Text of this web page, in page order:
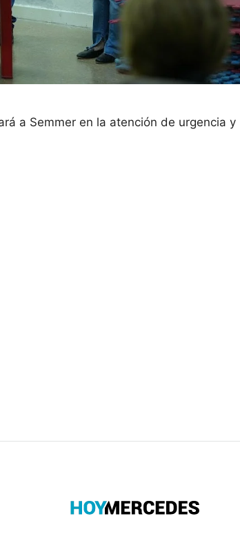
a Semmer en la atención de urgencia y